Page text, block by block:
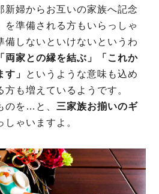
新婦からお互いの家族へ記念
を準備される方もいらっしゃ
備しないといけないというわ
「両家との縁を結ぶ」「これか
」 というような意味も込め
も増えているようです。
のを…と、 三家族お揃いのギ
しゃいますよ。